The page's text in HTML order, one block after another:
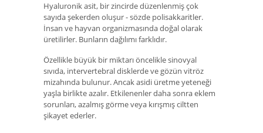
Hyaluronik asit, bir zincirde düzenlenmiş çok
sayıda şekerden oluşur - sözde polisakkaritler.
İnsan ve hayvan organizmasında doğal olarak
üretilirler. Bunların dağılımı farklıdır.
Özellikle büyük bir miktarı öncelikle sinovyal
sıvıda, intervertebral disklerde ve gözün vitröz
mizahında bulunur. Ancak asidi üretme yeteneği
yaşla birlikte azalır. Etkilenenler daha sonra eklem
sorunları, azalmış görme veya kırışmış ciltten
şikayet ederler.